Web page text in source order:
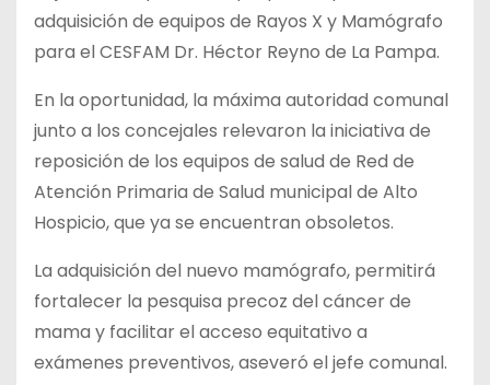
adquisición de equipos de Rayos X y Mamógrafo
para el CESFAM Dr. Héctor Reyno de La Pampa.
En la oportunidad, la máxima autoridad comunal
junto a los concejales relevaron la iniciativa de
reposición de los equipos de salud de Red de
Atención Primaria de Salud municipal de Alto
Hospicio, que ya se encuentran obsoletos.
La adquisición del nuevo mamógrafo, permitirá
fortalecer la pesquisa precoz del cáncer de
mama y facilitar el acceso equitativo a
exámenes preventivos, aseveró el jefe comunal.